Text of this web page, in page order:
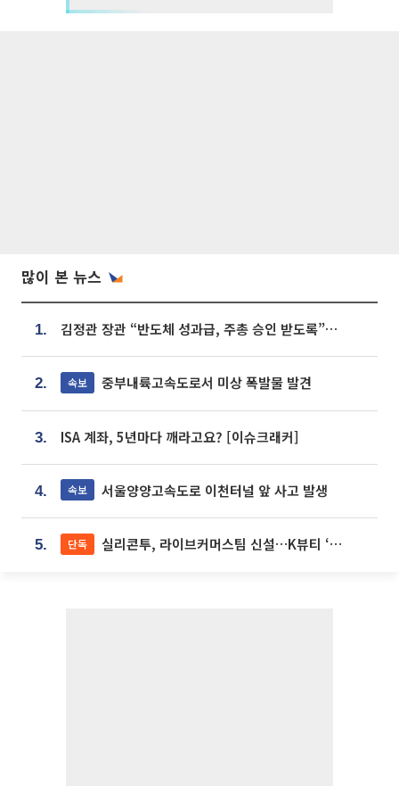
많이 본 뉴스
1. 김정관 장관 “반도체 성과급, 주총 승인 받도록”…상법·자본시장법 개정 시사
2. 속보 중부내륙고속도로서 미상 폭발물 발견
3. ISA 계좌, 5년마다 깨라고요? [이슈크래커]
4. 속보 서울양양고속도로 이천터널 앞 사고 발생
5. 단독 실리콘투, 라이브커머스팀 신설…K뷰티 ‘글로벌 판매망’ 확대[K뷰티 라방戰]